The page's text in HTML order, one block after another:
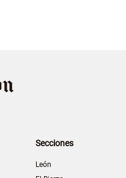
Secciones
León